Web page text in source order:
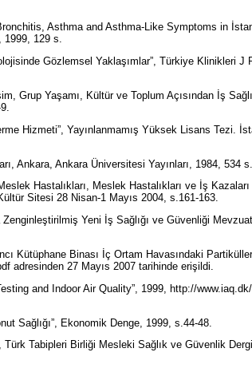
Asthma and Asthma-Like Symptoms in
1999, 129 s.
Gözlemsel Yaklaşımlar”, Türkiye Klinikleri J
Grup Yaşamı, Kültür ve Toplum Açısından İş
Hizmeti”, Yayınlanmamış Yüksek Lisans Tezi.
Ankara, Ankara Üniversitesi Yayınları, 1984, 534 s.
Hastalıkları, Meslek Hastalıkları ve İş
Sitesi 28 Nisan-1 Mayıs 2004, s.161-163.
Yeni İş Sağlığı ve Güvenliği
Kütüphane Binası İç Ortam Havasındaki
adresinden 27 Mayıs 2007 tarihinde erişildi.
and Indoor Air Quality”, 1999, http://
Sağlığı”, Ekonomik Denge, 1999, s.44-48.
Türk Tabipleri Birliği Mesleki Sağlık ve Güvenlik